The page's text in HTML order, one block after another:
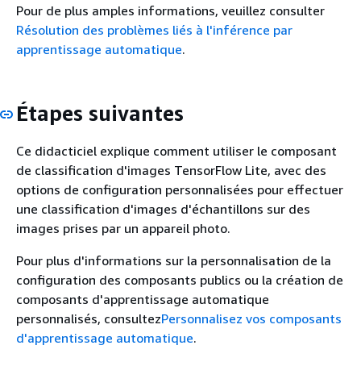
Pour de plus amples informations, veuillez consulter
Résolution des problèmes liés à l'inférence par
apprentissage automatique.
Étapes suivantes
Ce didacticiel explique comment utiliser le composant
de classification d'images TensorFlow Lite, avec des
options de configuration personnalisées pour effectuer
une classification d'images d'échantillons sur des
images prises par un appareil photo.
Pour plus d'informations sur la personnalisation de la
configuration des composants publics ou la création de
composants d'apprentissage automatique
personnalisés, consultezPersonnalisez vos composants
d'apprentissage automatique.